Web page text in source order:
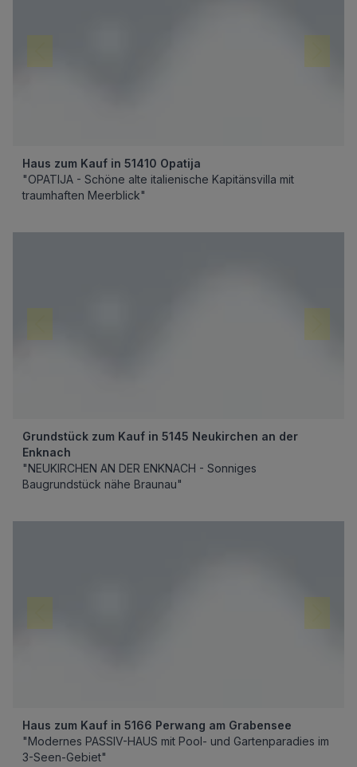
Haus zum Kauf in 51410 Opatija
"OPATIJA - Schöne alte italienische Kapitänsvilla mit
traumhaften Meerblick"
Grundstück zum Kauf in 5145 Neukirchen an der
Enknach
"NEUKIRCHEN AN DER ENKNACH - Sonniges
Baugrundstück nähe Braunau"
Haus zum Kauf in 5166 Perwang am Grabensee
"Modernes PASSIV-HAUS mit Pool- und Gartenparadies im
3-Seen-Gebiet"